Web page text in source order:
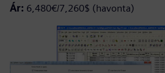
Ár: 6,480€/7,260$ (havonta)